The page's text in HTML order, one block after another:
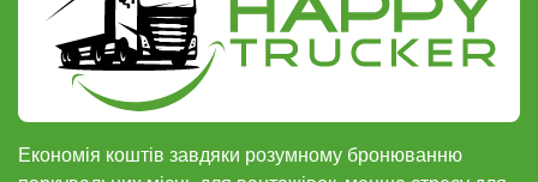
Економія коштів завдяки розумному бронюванню